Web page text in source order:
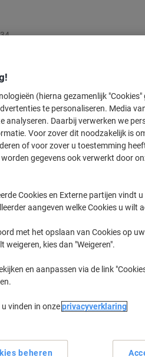
€ 0,23 / m Excl. btw
Aantal Excl. btw
1-4Stuks € 3,79
10+Stuks € 3,19 -15%
Vóór
Aantal
Aan een lijst toevoegen
Bezorginformatie
(hierna gezamenlijk "Cookies"
te personaliseren. Media
analyseren. Daarbij verwerken we
Voor zover dit noodzakelijk is
of voor zover u toestemming
gegevens ook verwerkt door
Cookies en Externe partijen vindt u
aangeven welke Cookies u wilt
met het opslaan van Cookies op
weigeren, kies dan "Weigeren".
en aanpassen via de link
vinden in onzeprivacyverklaring
beheren